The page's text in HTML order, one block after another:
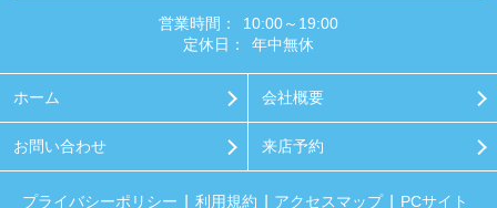
営業時間：
10:00～19:00
定休日：
年中無休
ホーム 会社概要
お問い合わせ 来店予約
プライバシーポリシー 利用規約 アクセスマップ PCサイト